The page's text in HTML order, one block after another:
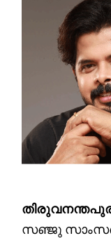
സഞ്ജു